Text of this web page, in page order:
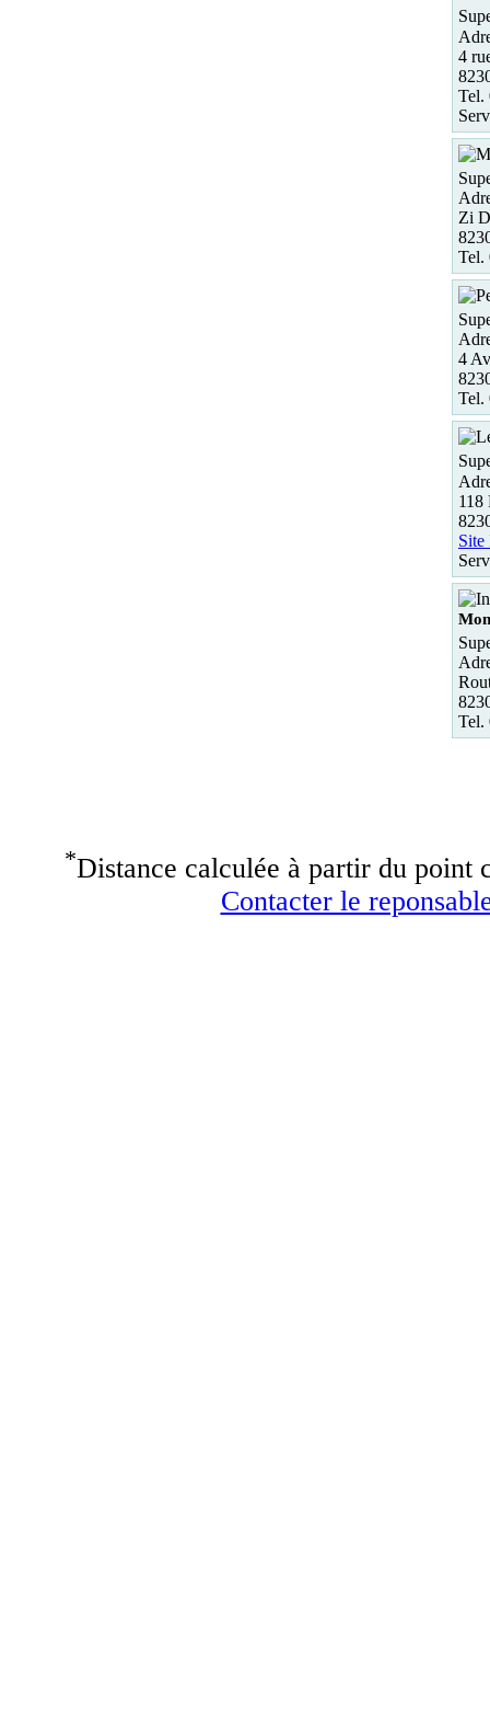
4
Tel.
Zi
Tel.
4
Tel.
118
Site
Tel.
*Distance calculée à partir du point
Contacter le